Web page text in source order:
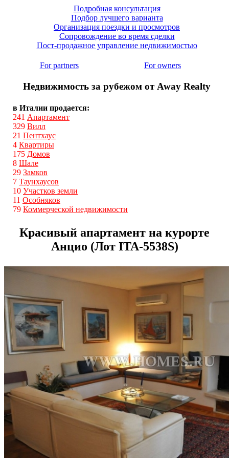
Подробная консультация
Подбор лучшего варианта
Организация поездки и просмотров
Сопровождение во время сделки
Пост-продажное управление недвижимостью
For partners For owners
Недвижимость за рубежом от Away Realty
в Италии продается:
241 Апартамент
329 Вилл
21 Пентхаус
4 Квартиры
175 Домов
8 Шале
29 Замков
7 Таунхаусов
10 Участков земли
11 Особняков
79 Коммерческой недвижимости
Красивый апартамент на курорте
Анцио (Лот ITA-5538S)